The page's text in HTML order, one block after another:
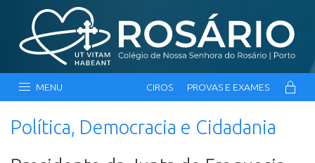
MENU CIROS PROVAS E EXAMES
Política, Democracia e Cidadania